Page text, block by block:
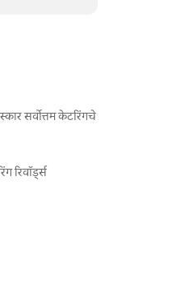
सर्वोत्तम केटरिंगचे
रिवॉर्ड्स